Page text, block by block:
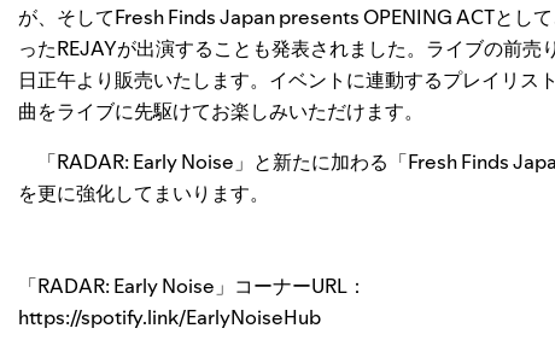
が、そしてFresh Finds Japan presents OPENING ACTとし
ったREJAYが出演することも発表されました。ライブの前
日正午より販売いたします。イベントに連動するプレイリ
曲をライブに先駆けてお楽しみいただけます。
「RADAR: Early Noise」と新たに加わる「Fresh Finds
を更に強化してまいります。
「RADAR: Early Noise」コーナーURL：
https://spotify.link/EarlyNoiseHub